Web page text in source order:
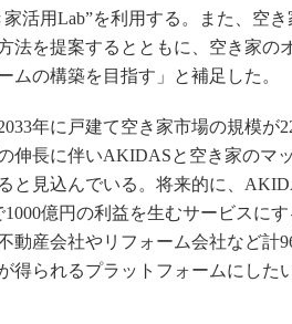
活用Lab”を利用する。また、空
法を提案するとともに、空き家の
ムの構築を目指す」と補足した。
年に戸建て空き家市場の規模が
伸長に伴いAKIDASと空き家のマ
と見込んでいる。将来的に、
億円の利益を生むサービスに
動産会社やリフォーム会社など計
得られるプラットフォームにした